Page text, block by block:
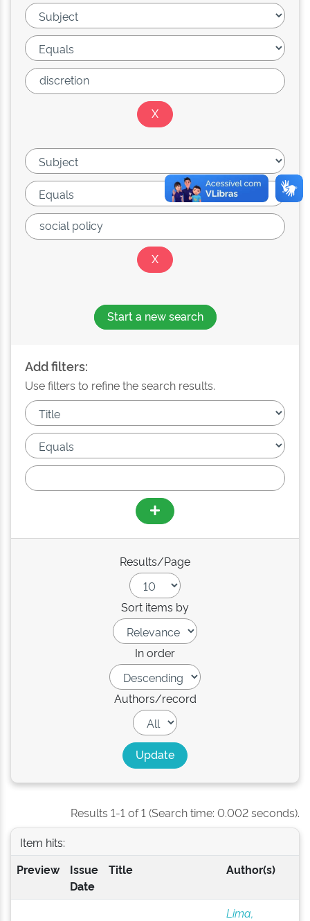
Start a new search
Add filters:
Use filters to refine the search results.
Results/Page
Sort items by
In order
Authors/record
Results 1-1 of 1 (Search time: 0.002 seconds).
Item hits:
Preview
Issue
Date
Title Author(s)
Lima,